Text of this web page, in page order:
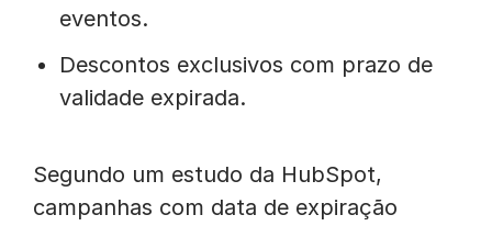
eventos.
Descontos exclusivos com prazo de
validade expirada.
Segundo um estudo da HubSpot,
campanhas com data de expiração